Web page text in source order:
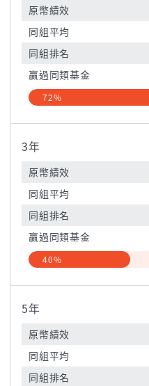
原幣績效
同組平均
同組排名
贏過同類基金
72%
3年
原幣績效
同組平均
同組排名
贏過同類基金
40%
5年
原幣績效
同組平均
同組排名